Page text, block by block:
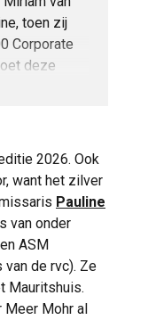
toen zij
Corporate
deze
ze: ‘We
te
een rvc
eraan toe
dat de rvb
impliceert
moeten
net zo
en onze
2026. Ook
want het zilver
Pauline
van onder
ASM
de rvc). Ze
Mauritshuis.
Meer Mohr al